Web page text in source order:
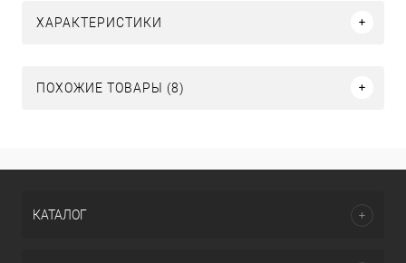
ХАРАКТЕРИСТИКИ
ПОХОЖИЕ ТОВАРЫ (8)
КАТАЛОГ